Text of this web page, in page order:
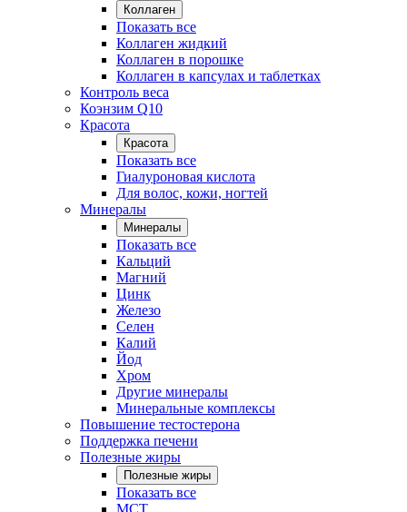
Коллаген
Показать все
Коллаген жидкий
Коллаген в порошке
Коллаген в капсулах и таблетках
Контроль веса
Коэнзим Q10
Красота
Красота
Показать все
Гиалуроновая кислота
Для волос, кожи, ногтей
Минералы
Минералы
Показать все
Кальций
Магний
Цинк
Железо
Селен
Калий
Йод
Хром
Другие минералы
Минеральные комплексы
Повышение тестостерона
Поддержка печени
Полезные жиры
Полезные жиры
Показать все
MCT